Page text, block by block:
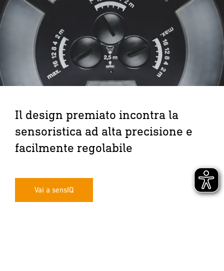
Il design premiato incontra la
sensoristica ad alta precisione e
facilmente regolabile
Vai a sensIQ